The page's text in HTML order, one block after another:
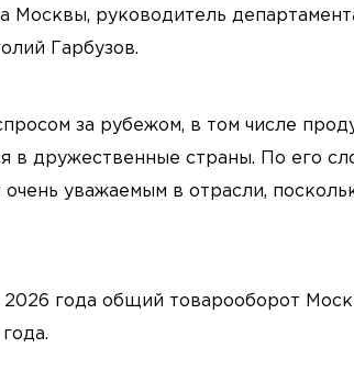
руководитель
Гарбузов.
за рубежом, в том числе
дружественные страны. По его
уважаемым в отрасли,
2026 года общий товарооборот